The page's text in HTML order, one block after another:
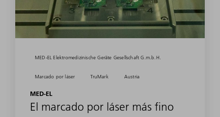
MED-EL Elektromedizinische Geräte Gesellschaft G.m.b.H.
Marcado por láser TruMark Austria
MED-EL
El marcado por láser más fino